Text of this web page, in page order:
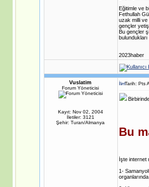
Eğitimle ve
Fethullah
uzak milli ve
gençler
Bu gençler
2023haber
Vuslatim
Forum Yöneticisi
Kayıt: Nov 02, 2004
İletiler: 3121
Şehir: Turan/Almanya
Tarih: Pts
Bu
İşte internet
1-